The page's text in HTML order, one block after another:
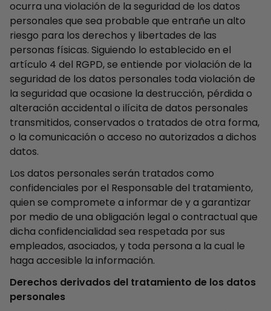
ocurra una violación de la seguridad de los datos
personales que sea probable que entrañe un alto
riesgo para los derechos y libertades de las
personas físicas. Siguiendo lo establecido en el
artículo 4 del RGPD, se entiende por violación de la
seguridad de los datos personales toda violación de
la seguridad que ocasione la destrucción, pérdida o
alteración accidental o ilícita de datos personales
transmitidos, conservados o tratados de otra forma,
o la comunicación o acceso no autorizados a dichos
datos.
Los datos personales serán tratados como
confidenciales por el Responsable del tratamiento,
quien se compromete a informar de y a garantizar
por medio de una obligación legal o contractual que
dicha confidencialidad sea respetada por sus
empleados, asociados, y toda persona a la cual le
haga accesible la información.
Derechos derivados del tratamiento de los datos
personales